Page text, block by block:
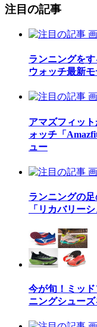
注目の記事
ランニングを
ウォッチ最新
アマズフィッ
ォッチ「
ュー
ランニングの
「リカバリーシ
今が旬！ミッ
ニングシュー